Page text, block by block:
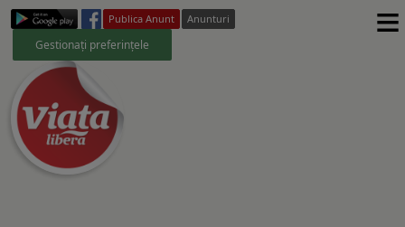
Publica Anunt Anunturi
Gestionați preferințele ≡